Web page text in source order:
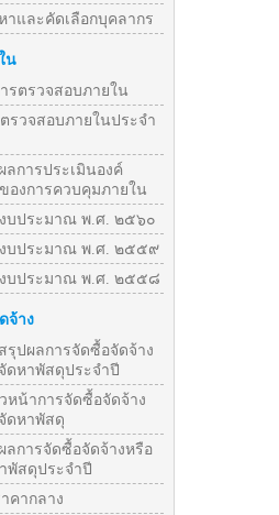
าและคัดเลือกบุคลากร
น
รตรวจสอบภายใน
รวจสอบภายในประจำ
ลการประเมินองค์
องการควบคุมภายใน
บประมาณ พ.ศ. ๒๕๖๐
บประมาณ พ.ศ. ๒๕๕๙
บประมาณ พ.ศ. ๒๕๕๘
จ้าง
รุปผลการจัดซื้อจัดจ้าง
ดหาพัสดุประจำปี
หน้าการจัดซื้อจัดจ้าง
ดหาพัสดุ
ลการจัดซื้อจัดจ้างหรือ
พัสดุประจําปี
าคากลาง